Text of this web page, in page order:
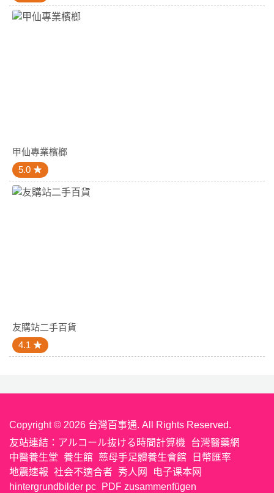
甲仙專業檳榔
5.0
友購站二手百貨
4.1
Copyright © 2026 台灣百事通. All Rights Reserved.
友站連結： アルコール抜ける時間計算機
台灣醫藥網
中醫養生堂 養生館 慈母手足體養生會館
日幣匯率
地震速報 社会不適合者 秀人网
电子课本网
hintergrundbilder pc
PDF zusammenfügen